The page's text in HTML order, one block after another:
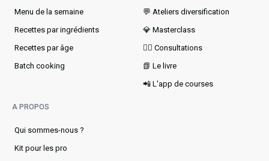
Menu de la semaine​
Recettes par ingrédients
Recettes par âge
Batch cooking
💬 Ateliers diversification
💎 Masterclass
👩‍⚕️ Consultations
📗 Le livre
📲 L'app de courses
A PROPOS
Qui sommes-nous ?
Kit pour les pro